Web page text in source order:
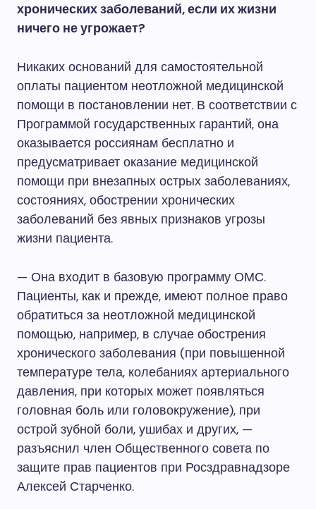
хронических заболеваний, если их жизни
ничего не угрожает?
Никаких оснований для самостоятельной
оплаты пациентом неотложной медицинской
помощи в постановлении нет. В соответствии с
Программой государственных гарантий, она
оказывается россиянам бесплатно и
предусматривает оказание медицинской
помощи при внезапных острых заболеваниях,
состояниях, обострении хронических
заболеваний без явных признаков угрозы
жизни пациента.
— Она входит в базовую программу ОМС.
Пациенты, как и прежде, имеют полное право
обратиться за неотложной медицинской
помощью, например, в случае обострения
хронического заболевания (при повышенной
температуре тела, колебаниях артериального
давления, при которых может появляться
головная боль или головокружение), при
острой зубной боли, ушибах и других, —
разъяснил член Общественного совета по
защите прав пациентов при Росздравнадзоре
Алексей Старченко.